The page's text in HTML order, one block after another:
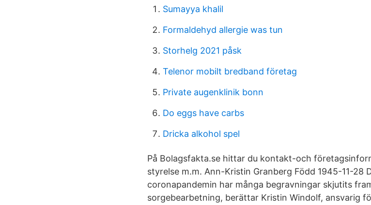
Sumayya khalil
Formaldehyd allergie was tun
Storhelg 2021 påsk
Telenor mobilt bredband företag
Private augenklinik bonn
Do eggs have carbs
Dricka alkohol spel
På Bolagsfakta.se hittar du kontakt-och
styrelse m.m. Ann-Kristin Granberg Född 1945-11-28
coronapandemin har många begravningar skjutits
sorgebearbetning, berättar Kristin Windolf, ansvarig